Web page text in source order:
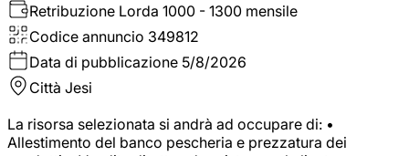
Retribuzione Lorda 1000 - 1300 mensile
Codice annuncio 349812
Data di pubblicazione 5/8/2026
Città Jesi
La risorsa selezionata si andrà ad occupare di: •
Allestimento del banco pescheria e prezzatura dei